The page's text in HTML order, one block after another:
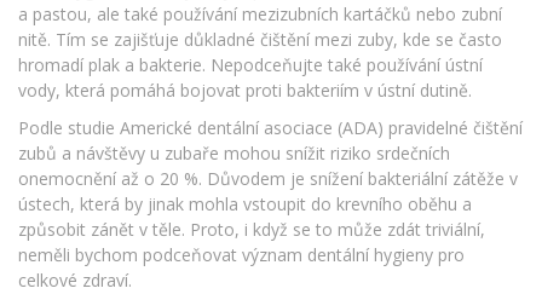
a pastou, ale také používání mezizubních kartáčků nebo zubní
nitě. Tím se zajišťuje důkladné čištění mezi zuby, kde se často
hromadí plak a bakterie. Nepodceňujte také používání ústní
vody, která pomáhá bojovat proti bakteriím v ústní dutině.
Podle studie Americké dentální asociace (ADA) pravidelné čištění
zubů a návštěvy u zubaře mohou snížit riziko srdečních
onemocnění až o 20 %. Důvodem je snížení bakteriální zátěže v
ústech, která by jinak mohla vstoupit do krevního oběhu a
způsobit zánět v těle. Proto, i když se to může zdát triviální,
neměli bychom podceňovat význam dentální hygieny pro
celkové zdraví.